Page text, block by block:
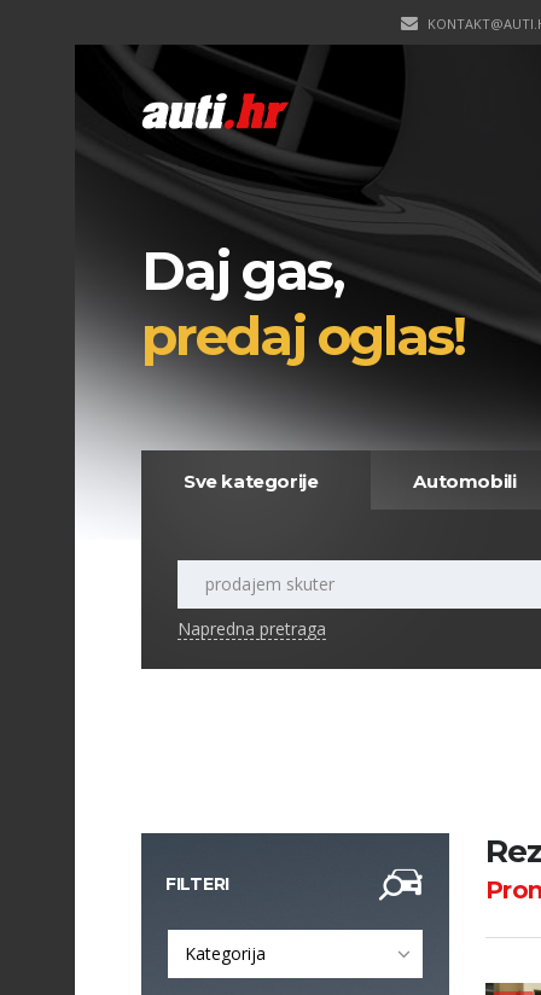
Daj gas,
predaj oglas!
Sve kategorije Automobili
Napredna pretraga
FILTERI
Kategorija